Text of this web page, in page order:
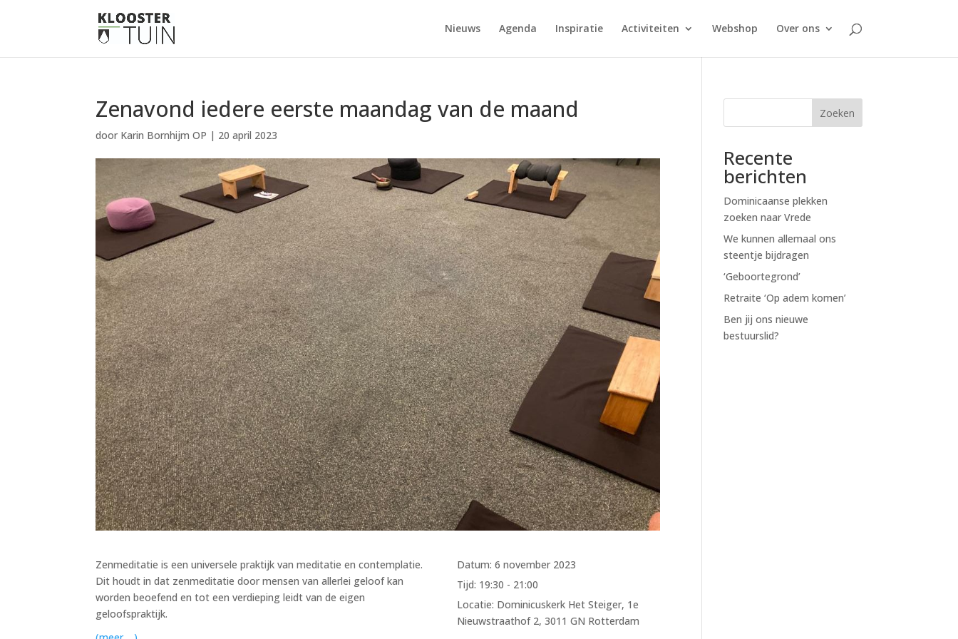
Nieuws Agenda Inspiratie Activiteiten Webshop Over ons
Zenavond iedere eerste maandag van de maand
door Karin Bornhijm OP | 20 april 2023
Datum:6 november 2023
Tijd: 19:30 - 21:00
Locatie: Dominicuskerk Het Steiger, 1e
Nieuwstraathof 2, 3011 GN Rotterdam
Zenmeditatie is een universele praktijk van meditatie en contemplatie.
Dit houdt in dat zenmeditatie door mensen van allerlei geloof kan
worden beoefend en tot een verdieping leidt van de eigen
geloofspraktijk.
Zoeken
Recente
berichten
Dominicaanse plekken
zoeken naar Vrede
We kunnen allemaal ons
steentje bijdragen
‘Geboortegrond’
Retraite ‘Op adem komen’
Ben jij ons nieuwe
bestuurslid?